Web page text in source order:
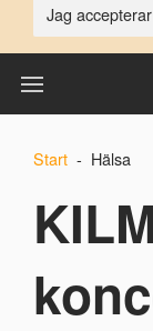
Jag
Start Hälsa